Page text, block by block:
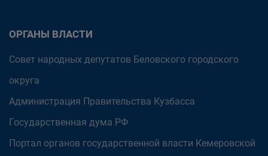
ОРГАНЫ ВЛАСТИ
Совет народных депутатов Беловского городского
округа
Администрация Правительства Кузбасса
Государственная дума РФ
Портал органов государственной власти Кемеровской